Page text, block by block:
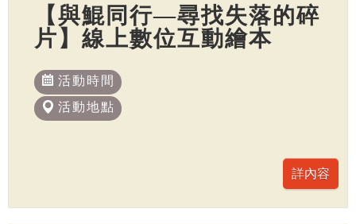
【與鯤同行—尋找失落的碎
片】線上數位互動繪本
活動時間
活動地點